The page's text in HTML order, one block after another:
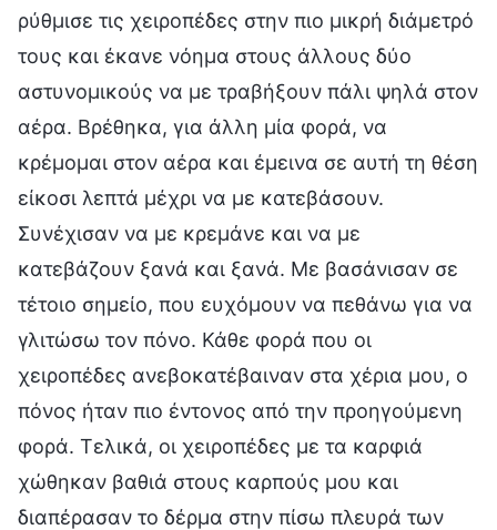
ρύθμισε τις χειροπέδες στην πιο μικρή διάμετρό
τους και έκανε νόημα στους άλλους δύο
αστυνομικούς να με τραβήξουν πάλι ψηλά στον
αέρα. Βρέθηκα, για άλλη μία φορά, να
κρέμομαι στον αέρα και έμεινα σε αυτή τη θέση
είκοσι λεπτά μέχρι να με κατεβάσουν.
Συνέχισαν να με κρεμάνε και να με
κατεβάζουν ξανά και ξανά. Με βασάνισαν σε
τέτοιο σημείο, που ευχόμουν να πεθάνω για να
γλιτώσω τον πόνο. Κάθε φορά που οι
χειροπέδες ανεβοκατέβαιναν στα χέρια μου, ο
πόνος ήταν πιο έντονος από την προηγούμενη
φορά. Τελικά, οι χειροπέδες με τα καρφιά
χώθηκαν βαθιά στους καρπούς μου και
διαπέρασαν το δέρμα στην πίσω πλευρά των